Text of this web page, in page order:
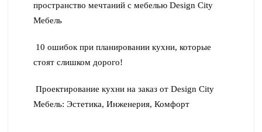
пространство мечтаний с мебелью Design City
Мебель
10 ошибок при планировании кухни, которые
стоят слишком дорого!
Проектирование кухни на заказ от Design City
Мебель: Эстетика, Инженерия, Комфорт